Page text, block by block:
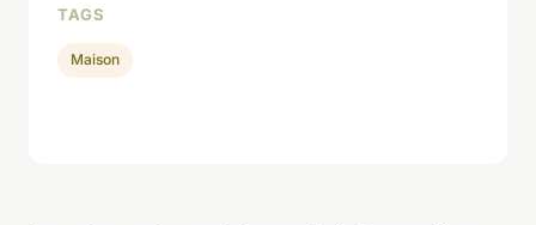
TAGS
Maison